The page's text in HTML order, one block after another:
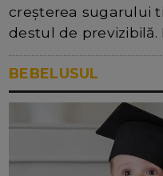
creșterea sugarului
destul de previzibilă.
BEBELUSUL